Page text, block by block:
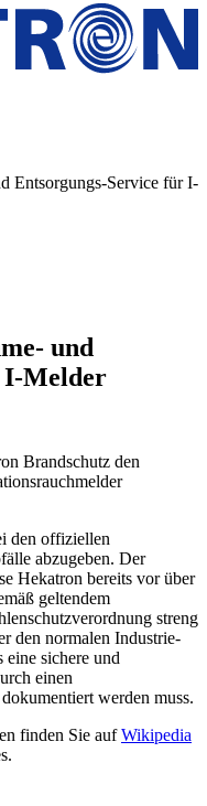
Entsorgungs-Service für I-
und
I-Melder
Brandschutz den
den offiziellen
abzugeben. Der
Hekatron bereits vor über
geltendem
streng
den normalen Industrie-
eine sichere und
einen
werden muss.
finden Sie aufWikipedia